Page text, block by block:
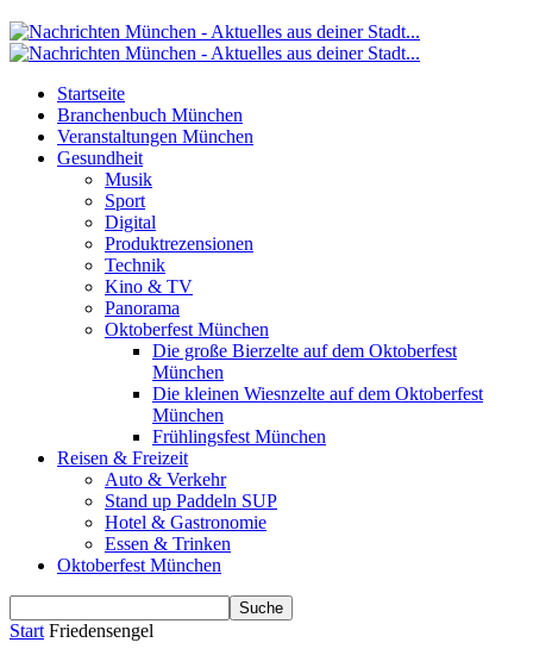
Startseite
Branchenbuch München
Veranstaltungen München
Gesundheit
Musik
Sport
Digital
Produktrezensionen
Technik
Kino & TV
Panorama
Oktoberfest München
Die große Bierzelte auf dem Oktoberfest
München
Die kleinen Wiesnzelte auf dem Oktoberfest
München
Frühlingsfest München
Reisen & Freizeit
Auto & Verkehr
Stand up Paddeln SUP
Hotel & Gastronomie
Essen & Trinken
Oktoberfest München
Start Friedensengel